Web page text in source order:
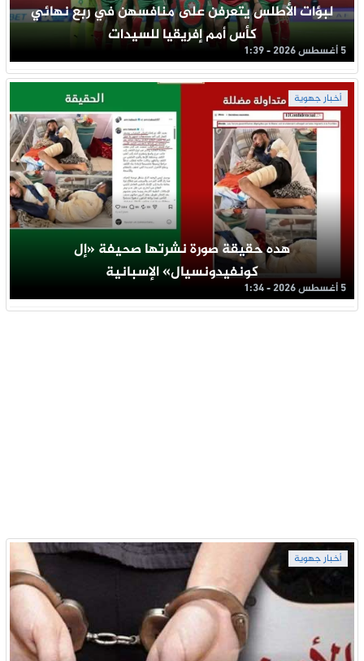
لبؤات الأطلس يتعرفن على منافسهن في ربع نهائي
كأس أمم إفريقيا للسيدات
5 أغسطس 2026 - 1:39
أخبار جهوية
هده حقيقة صورة نشرتها صحيفة «إل
كونفيدونسيال» الإسبانية
5 أغسطس 2026 - 1:34
أخبار جهوية